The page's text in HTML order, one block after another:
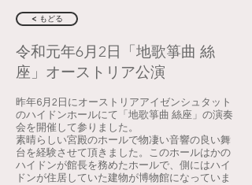
< もどる
令和元年6月2日「地歌箏曲 絲
座」オーストリア公演
昨年6月2日にオーストリアアイゼンシュタット
のハイドンホールにて「地歌箏曲 絲座」の演奏
会を開催して参りました。
素晴らしい宮殿のホールで物凄い音響の良い舞
台を経験させて頂きました。このホールはかの
ハイドンが館長を務めたホールで、側にはハイ
ドンが住居していた建物が博物館になっていま